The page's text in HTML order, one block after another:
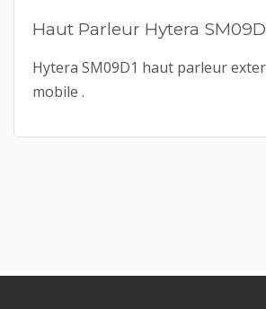
Haut Parleur Hytera
Hytera SM09D1 haut parleur
mobile .